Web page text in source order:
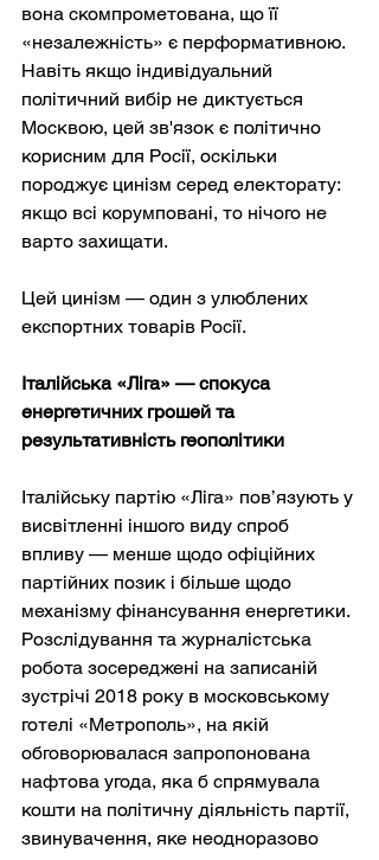
вона скомпрометована, що її
«незалежність» є перформативною.
Навіть якщо індивідуальний
політичний вибір не диктується
Москвою, цей зв'язок є політично
корисним для Росії, оскільки
породжує цинізм серед електорату:
якщо всі корумповані, то нічого не
варто захищати.
Цей цинізм — один з улюблених
експортних товарів Росії.
Італійська «Ліга» — спокуса
енергетичних грошей та
результативність геополітики
Італійську партію «Ліга» пов’язують у
висвітленні іншого виду спроб
впливу — менше щодо офіційних
партійних позик і більше щодо
механізму фінансування енергетики.
Розслідування та журналістська
робота зосереджені на записаній
зустрічі 2018 року в московському
готелі «Метрополь», на якій
обговорювалася запропонована
нафтова угода, яка б спрямувала
кошти на політичну діяльність партії,
звинувачення, яке неодноразово